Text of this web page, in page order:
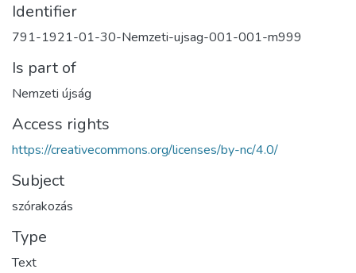
Identifier
791-1921-01-30-Nemzeti-ujsag-001-001-m999
Is part of
Nemzeti újság
Access rights
https://creativecommons.org/licenses/by-nc/4.0/
Subject
szórakozás
Type
Text